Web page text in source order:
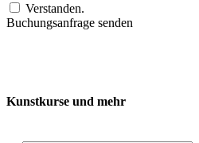
Verstanden.
Buchungsanfrage senden
Kunstkurse und mehr